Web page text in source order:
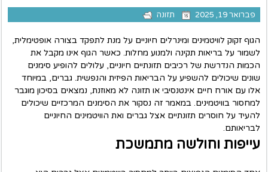
פברואר 19, 2025 תזונה
הגוף זקוק לוויטמינים ומינרלים חיוניים על מנת לתפקד בצורה אופטימלית,
לשמור על בריאות תקינה ולמנוע מחלות. כאשר הגוף אינו מקבל את
הכמות הנדרשת של רכיבים תזונתיים חיוניים, עלולים להופיע סימנים
שונים שיכולים להשפיע על הבריאות הפיזית והנפשית. גברים, במיוחד
אלו עם אורח חיים אינטנסיבי או תזונה לא מאוזנת, נמצאים בסיכון מוגבר
למחסור בוויטמינים. במאמר זה נסקור את הסימנים המרכזיים שיכולים
להעיד על חוסרים תזונתיים אצל גברים ואת הוויטמינים החיוניים
לבריאותם.
עייפות וחולשה מתמשכת